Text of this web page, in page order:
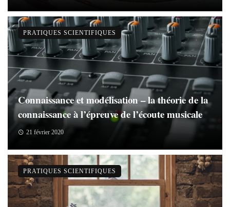
Connaissance et modélisation – la théorie de la
connaissance à l’épreuve de l’écoute musicale
21 février 2020
PRATIQUES SCIENTIFIQUES
PRATIQUES SCIENTIFIQUES